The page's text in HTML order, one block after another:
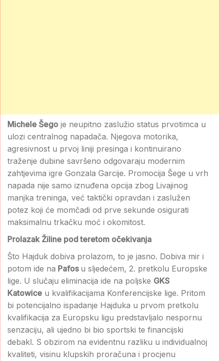
Michele Šego je neupitno zaslužio status prvotimca u
ulozi centralnog napadača. Njegova motorika,
agresivnost u prvoj liniji presinga i kontinuirano
traženje dubine savršeno odgovaraju modernim
zahtjevima igre Gonzala Garcije. Promocija Šege u vrh
napada nije samo iznuđena opcija zbog Livajinog
manjka treninga, već taktički opravdan i zaslužen
potez koji će momčadi od prve sekunde osigurati
maksimalnu trkačku moć i okomitost.
Prolazak Žiline pod teretom očekivanja
Što Hajduk dobiva prolazom, to je jasno. Dobiva mir i
potom ide na Pafos u sljedećem, 2. pretkolu Europske
lige. U slučaju eliminacija ide na poljske GKS
Katowice u kvalifikacijama Konferencijske lige. Pritom
bi potencijalno ispadanje Hajduka u prvom pretkolu
kvalifikacija za Europsku ligu predstavljalo nespornu
senzaciju, ali ujedno bi bio sportski te financijski
debakl. S obzirom na evidentnu razliku u individualnoj
kvaliteti, visinu klupskih proračuna i procjenu